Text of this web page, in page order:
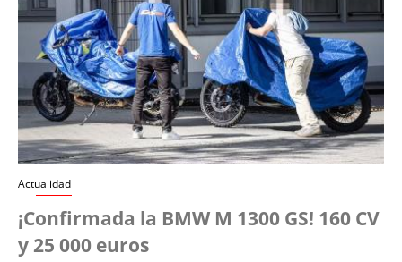
Actualidad
¡Confirmada la BMW M 1300 GS! 160 CV
y 25 000 euros